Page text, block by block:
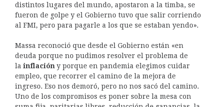
distintos lugares del mundo, apostaron a la timba, se
fueron de golpe y el Gobierno tuvo que salir corriendo
al FMI, pero para pagarle a los que se estaban yendo».
Massa reconoció que desde el Gobierno están «en
deuda porque no pudimos resolver el problema de
lainflación y porque en pandemia elegimos cuidar
empleo, que recorrer el camino de la mejora de
ingreso. Eso nos demoró, pero no nos sacó del camino.
Uno de los compromisos es poner sobre la mesa con